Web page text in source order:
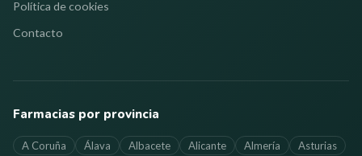
Política de cookies
Contacto
Farmacias por provincia
A Coruña Álava Albacete Alicante Almería
Asturias